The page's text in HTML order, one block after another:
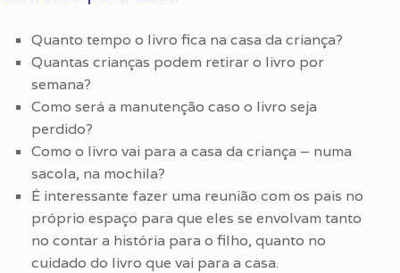
Quanto tempo o livro fica na casa da criança?
Quantas crianças podem retirar o livro por
semana?
Como será a manutenção caso o livro seja
perdido?
Como o livro vai para a casa da criança – numa
sacola, na mochila?
É interessante fazer uma reunião com os pais no
próprio espaço para que eles se envolvam tanto
no contar a história para o filho, quanto no
cuidado do livro que vai para a casa.